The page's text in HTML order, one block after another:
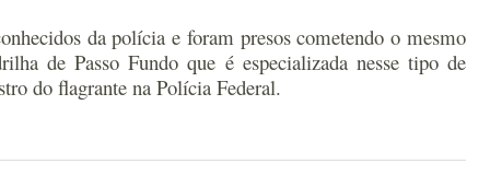
da polícia e foram presos cometendo o mesmo
de Passo Fundo que é especializada nesse tipo de
do flagrante na Polícia Federal.